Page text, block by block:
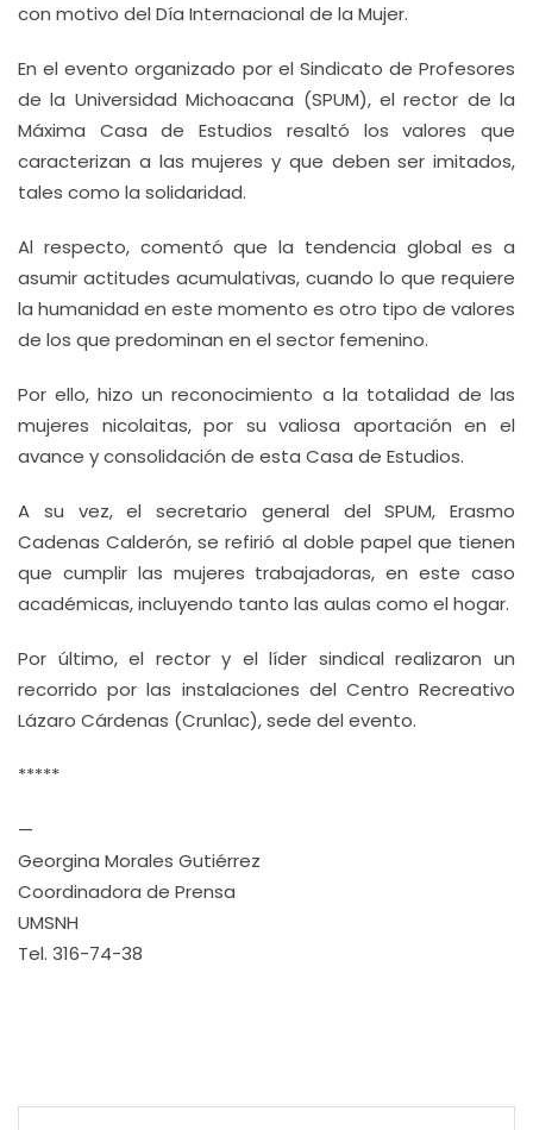
con motivo del Día Internacional de la Mujer.
En el evento organizado por el Sindicato de Profesores
de la Universidad Michoacana (SPUM), el rector de la
Máxima Casa de Estudios resaltó los valores que
caracterizan a las mujeres y que deben ser imitados,
tales como la solidaridad.
Al respecto, comentó que la tendencia global es a
asumir actitudes acumulativas, cuando lo que requiere
la humanidad en este momento es otro tipo de valores
de los que predominan en el sector femenino.
Por ello, hizo un reconocimiento a la totalidad de las
mujeres nicolaitas, por su valiosa aportación en el
avance y consolidación de esta Casa de Estudios.
A su vez, el secretario general del SPUM, Erasmo
Cadenas Calderón, se refirió al doble papel que tienen
que cumplir las mujeres trabajadoras, en este caso
académicas, incluyendo tanto las aulas como el hogar.
Por último, el rector y el líder sindical realizaron un
recorrido por las instalaciones del Centro Recreativo
Lázaro Cárdenas (Crunlac), sede del evento.
*****
—
Georgina Morales Gutiérrez
Coordinadora de Prensa
UMSNH
Tel. 316-74-38